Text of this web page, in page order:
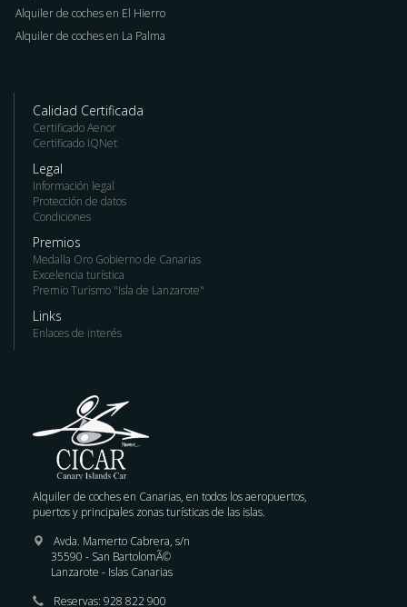
Alquiler de coches en El Hierro
Alquiler de coches en La Palma
Calidad Certificada
Certificado Aenor
Certificado IQNet
Legal
Información legal
Protección de datos
Condiciones
Premios
Medalla Oro Gobierno de Canarias
Excelencia turística
Premio Turismo "Isla de Lanzarote"
Links
Enlaces de interés
Alquiler de coches en Canarias, en todos los aeropuertos,
puertos y principales zonas turísticas de las islas.
Avda. Mamerto Cabrera, s/n
35590 - San BartolomÃ©
Lanzarote - Islas Canarias
Reservas: 928 822 900